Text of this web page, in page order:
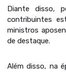
Diante disso,
contribuintes
ministros
de destaque.
Além disso, na